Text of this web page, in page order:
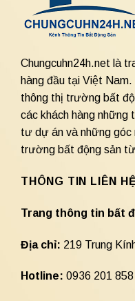
Chungcuhn24h.net là
hàng đầu tại Việt
thông thị trường bất
các khách hàng những
tư dự án và những góc
trường bất động sản
THÔNG TIN LIÊN HỆ
Trang thông tin bất
Địa chỉ: 219 Trung
Hotline: 0936 201 858